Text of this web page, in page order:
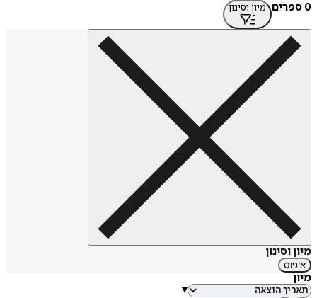
0 ספרים מיון וסינון
מיון וסינון
איפוס
מיון
▾